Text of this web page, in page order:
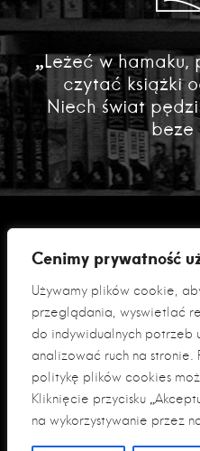
Cenimy prywatność
Używamy plików cookie,
przeglądania, wyświetlać
do indywidualnych potrzeb
analizować ruch na stronie.
politykę plików cookies
Kliknięcie przycisku
na wykorzystywanie przez
„Leżeć w
czytać książki
Niech świat
beze
Polityka
Klauzula